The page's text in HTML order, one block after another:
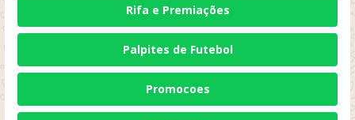
Rifa e Premiações
Palpites de Futebol
Promocoes